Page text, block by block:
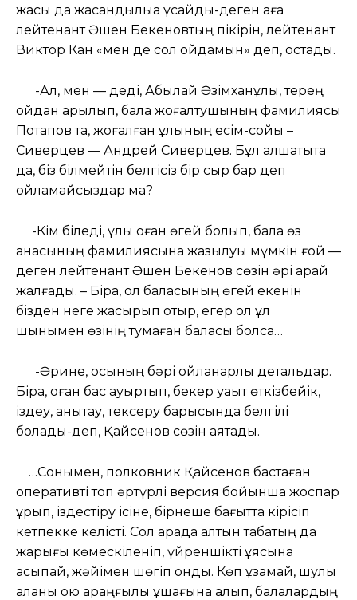
жасы да жасандылыққа ұқсайды-деген аға
лейтенант Әшен Бекеновтың пікірін, лейтенант
Виктор Кан «мен де сол ойдамын» деп, қостады.
-Ал, мен — деді, Абылай Әзімханұлы, терең
ойдан арылып, бала жоғалтушының фамилиясы
Потапов та, жоғалған ұлының есім-сойы –
Сиверцев — Андрей Сиверцев. Бұл алшақтықта
да, біз білмейтін белгісіз бір сыр бар деп
ойламайсыздар ма?
-Кім біледі, ұлы оған өгей болып, бала өз
анасының фамилиясына жазылуы мүмкін ғой —
деген лейтенант Әшен Бекенов сөзін әрі қарай
жалғады. – Бірақ, ол баласының өгей екенін
бізден неге жасырып отыр, егер ол ұл
шынымен өзінің тумаған баласы болса…
-Әрине, осының бәрі ойланарлық детальдар.
Бірақ, оған бас ауыртып, бекер уақыт өткізбейік,
іздеу, анықтау, тексеру барысында белгілі
болады-деп, Қайсенов сөзін аяқтады.
…Сонымен, полковник Қайсенов бастаған
оперативті топ әртүрлі версия бойынша жоспар
құрып, іздестіру ісіне, бірнеше бағытта кірісіп
кетпекке келісті. Сол арада алтын табақтың да
жарығы көмескіленіп, үйреншікті ұясына
асықпай, жәйімен шөгіп қонды. Көп ұзамай, шулы
қаланы қою қараңғылық құшағына алып, балалардың